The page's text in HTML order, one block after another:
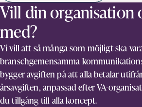
Vill din organisation
med?
Vi vill att så många som möjligt ska
branschgemensamma
bygger avgiften på att alla betalar
årsavgiften, anpassad efter VA-
du tillgång till alla koncept.